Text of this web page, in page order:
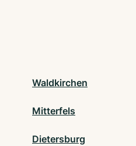
Waldkirchen
Mitterfels
Dietersburg